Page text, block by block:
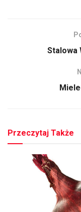
Stalowa
Przeczytaj Także